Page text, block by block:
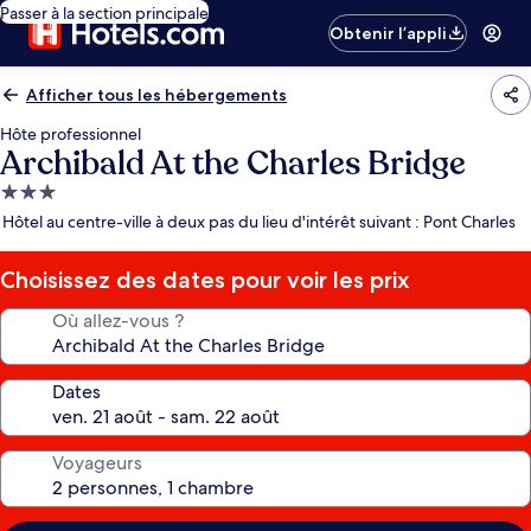
Passer à la section principale
Obtenir l’appli
Afficher tous les hébergements
Hôte professionnel
Archibald At the Charles Bridge
Hébergement
3.0 étoiles
Hôtel au centre-ville à deux pas du lieu d'intérêt suivant : Pont Charles
Choisissez des dates pour voir les prix
Où allez-vous ?
Dates
Voyageurs